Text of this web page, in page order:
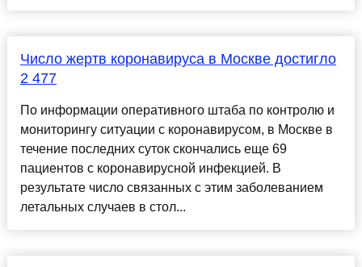
Число жертв коронавируса в Москве достигло
2 477
По информации оперативного штаба по контролю и
мониторингу ситуации с коронавирусом, в Москве в
течение последних суток скончались еще 69
пациентов с коронавирусной инфекцией. В
результате число связанных с этим заболеванием
летальных случаев в стол...